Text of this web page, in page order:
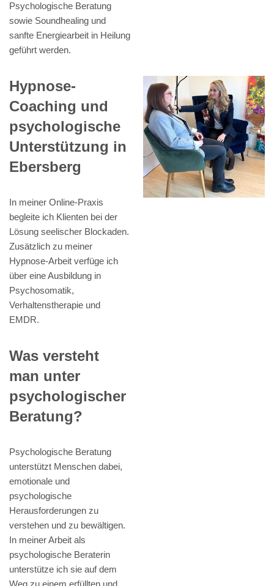
Psychologische Beratung
sowie Soundhealing und
sanfte Energiearbeit in Heilung
geführt werden.
Hypnose-
Coaching und
psychologische
Unterstützung in
Ebersberg
In meiner Online-Praxis
begleite ich Klienten bei der
Lösung seelischer Blockaden.
Zusätzlich zu meiner
Hypnose-Arbeit verfüge ich
über eine Ausbildung in
Psychosomatik,
Verhaltenstherapie und
EMDR.
Was versteht
man unter
psychologischer
Beratung?
Psychologische Beratung
unterstützt Menschen dabei,
emotionale und
psychologische
Herausforderungen zu
verstehen und zu bewältigen.
In meiner Arbeit als
psychologische Beraterin
unterstütze ich sie auf dem
Weg zu einem erfüllten und